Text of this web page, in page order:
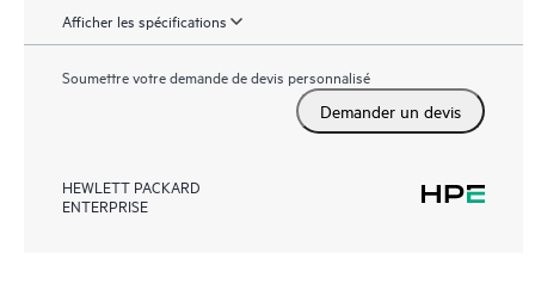
Afficher les spécifications
Soumettre votre demande de devis personnalisé
Demander un devis
HEWLETT PACKARD
ENTERPRISE